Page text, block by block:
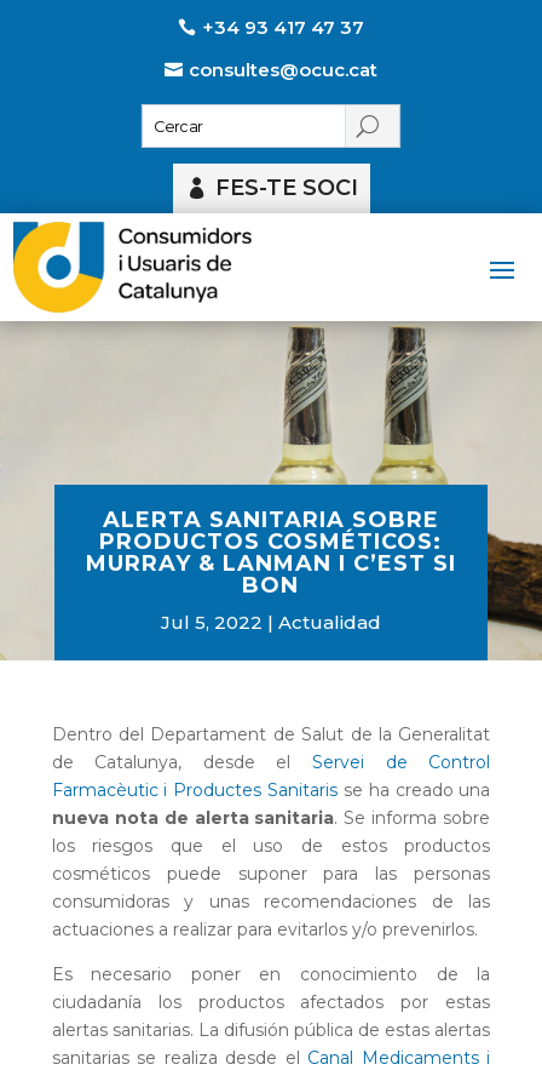
+34 93 417 47 37
consultes@ocuc.cat
FES-TE SOCI
ALERTA SANITARIA SOBRE
PRODUCTOS COSMÉTICOS:
MURRAY & LANMAN I C’EST SI
BON
Jul 5, 2022 Actualidad
Dentro del Departament de Salut de la Generalitat
de Catalunya, desde elServei de Control
Farmacèutic i Productes Sanitaris se ha creado una
nueva nota de alerta sanitaria. Se informa sobre
los riesgos que el uso de estos productos
cosméticos puede suponer para las personas
consumidoras y unas recomendaciones de las
actuaciones a realizar para evitarlos y/o prevenirlos.
Es necesario poner en conocimiento de la
ciudadanía los productos afectados por estas
alertas sanitarias. La difusión pública de estas alertas
sanitarias se realiza desde el Canal Medicaments i